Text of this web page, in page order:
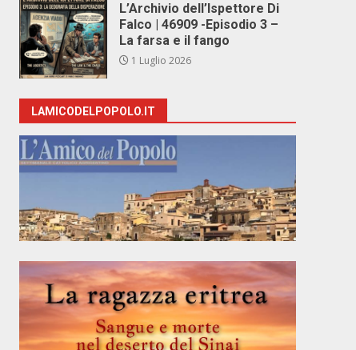
L’Archivio dell’Ispettore Di
Falco | 46909 -Episodio 3 –
La farsa e il fango
1 Luglio 2026
LAMICODELPOPOLO.IT